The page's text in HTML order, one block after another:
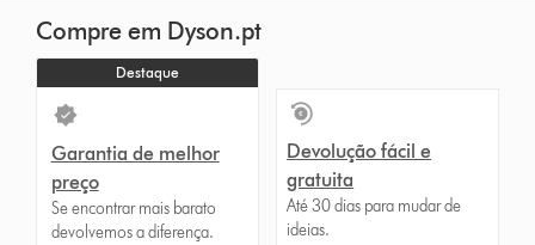
Compre em Dyson.pt
Destaque
Garantia de melhor
preço
Se encontrar mais barato
devolvemos a diferença.
Devolução fácil e
gratuita
Até 30 dias para mudar de
ideias.